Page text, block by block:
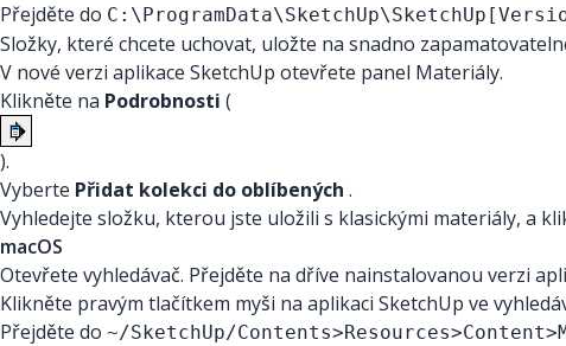
Přejděte do
Složky, které chcete uchovat, uložte na snadno
V nové verzi aplikace SketchUp otevřete panel Materiály.
Klikněte na Podrobnosti (
).
Vyberte Přidat kolekci do oblíbených .
Vyhledejte složku, kterou jste uložili s klasickými materiály, a
macOS
Otevřete vyhledávač. Přejděte na dříve nainstalovanou verzi
Klikněte pravým tlačítkem myši na aplikaci SketchUp ve
Přejděte do ~/SketchUp/